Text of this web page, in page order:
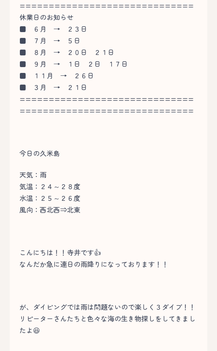
==============================
休業日のお知らせ
■ ６月 → ２３日
■ ７月 → ５日
■ ８月 → ２０日 ２１日
■ ９月 → １日 ２日 １７日
■ １１月 → ２６日
■ ３月 → ２１日
==============================
==============================
今日の久米島
天気：雨
気温：２４～２８度
水温：２５～２６度
風向：西北西⇒北東
こんにちは！！寺井です👍
なんだか急に連日の雨降りになっております！！
が、ダイビングでは雨は問題ないので楽しく３ダイブ！！
リピーターさんたちと色々な海の生き物探しをしてきまし
たよ😆